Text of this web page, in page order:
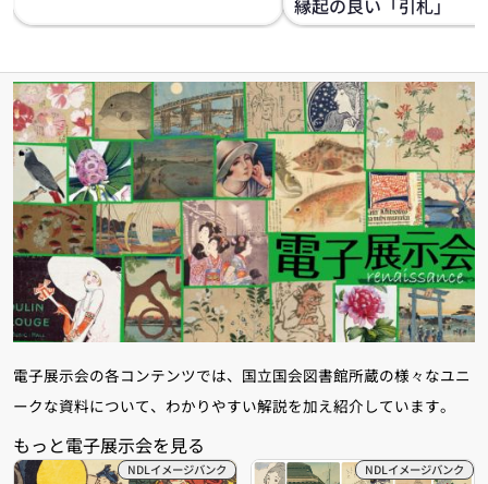
電子展示会の各コンテンツでは、国立国会図書館所蔵の様々なユニ
ークな資料について、わかりやすい解説を加え紹介しています。